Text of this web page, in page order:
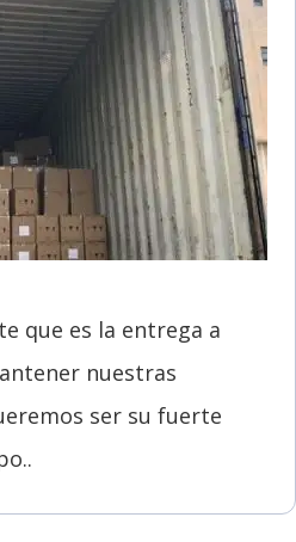
que es la entrega a
nuestras
ser su fuerte